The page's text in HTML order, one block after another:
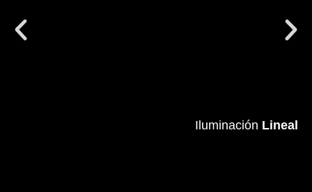
Iluminación Lineal
Iluminación Lineal